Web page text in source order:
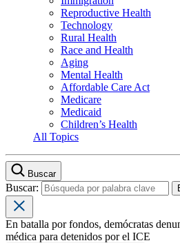
Reproductive Health
Technology
Rural Health
Race and Health
Aging
Mental Health
Affordable Care Act
Medicare
Medicaid
Children’s Health
All Topics
Buscar
Buscar:
En batalla por fondos, demócratas
médica para detenidos por el ICE